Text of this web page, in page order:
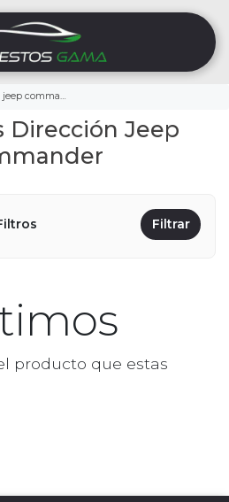
commander
Dirección Jeep
Filtrar
producto que estas